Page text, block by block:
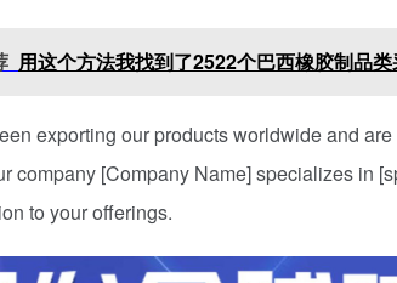
用这个方法我找到了2522个巴西橡胶制品
exporting our products worldwide and
company [Company Name] specializes in
to your offerings.